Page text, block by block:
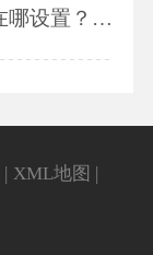
自定义的福昕pdf编辑器模板在哪设置？福昕pdf编辑器的文本工具在哪设置？
| XML地图 |